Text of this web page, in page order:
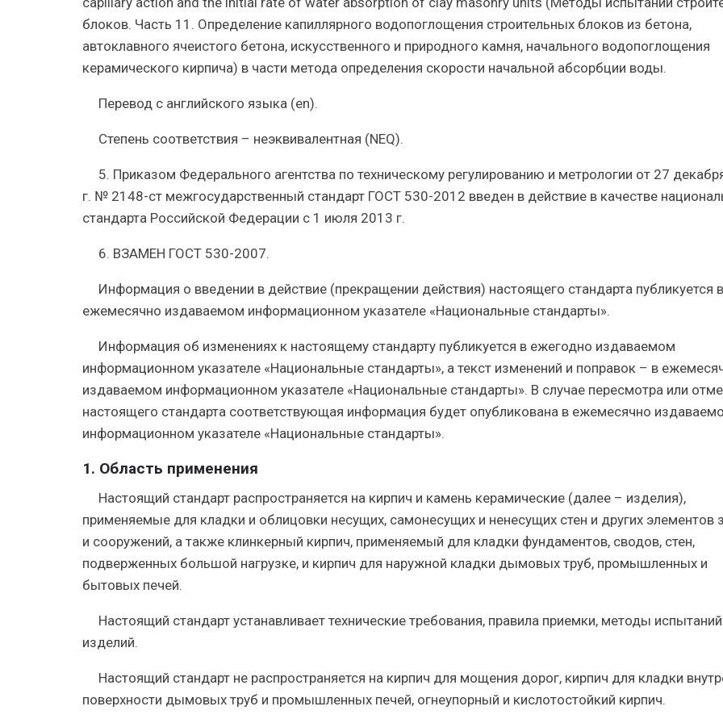
блоков. Часть 11. Определение капиллярного водопоглощения строительных блоков из бетона,
автоклавного ячеистого бетона, искусственного и природного камня, начального водопоглощения
керамического кирпича) в части метода определения скорости начальной абсорбции воды.
Перевод с английского языка (en).
Степень соответствия – неэквивалентная (NEQ).
5. Приказом Федерального агентства по техническому регулированию и метрологии от 27
г. № 2148-ст межгосударственный стандарт ГОСТ 530-2012 введен в действие в качестве
стандарта Российской Федерации с 1 июля 2013 г.
6. ВЗАМЕН ГОСТ 530-2007.
Информация о введении в действие (прекращении действия) настоящего стандарта публикуется в
ежемесячно издаваемом информационном указателе «Национальные стандарты».
Информация об изменениях к настоящему стандарту публикуется в ежегодно издаваемом
информационном указателе «Национальные стандарты», а текст изменений и поправок – в
издаваемом информационном указателе «Национальные стандарты». В случае пересмотра или
настоящего стандарта соответствующая информация будет опубликована в ежемесячно
информационном указателе «Национальные стандарты».
1. Область применения
Настоящий стандарт распространяется на кирпич и камень керамические (далее – изделия),
применяемые для кладки и облицовки несущих, самонесущих и ненесущих стен и других элементов
и сооружений, а также клинкерный кирпич, применяемый для кладки фундаментов, сводов, стен,
подверженных большой нагрузке, и кирпич для наружной кладки дымовых труб, промышленных и
бытовых печей.
Настоящий стандарт устанавливает технические требования, правила приемки, методы испытаний
изделий.
Настоящий стандарт не распространяется на кирпич для мощения дорог, кирпич для кладки
поверхности дымовых труб и промышленных печей, огнеупорный и кислотостойкий кирпич.